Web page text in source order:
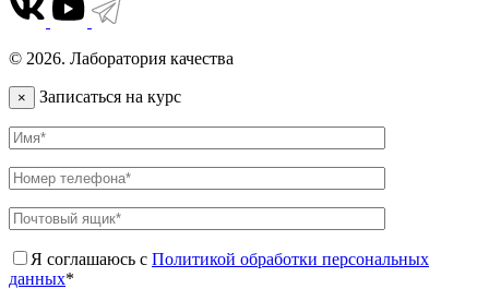
© 2026. Лаборатория качества
× Записаться на курс
Я соглашаюсь с Политикой обработки персональных
данных*